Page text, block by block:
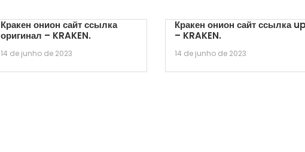
Кракен онион сайт ссылка
оригинал – KRAKEN.
14 de junho de 2023
Кракен онион сайт ссылка
– KRAKEN.
14 de junho de 2023